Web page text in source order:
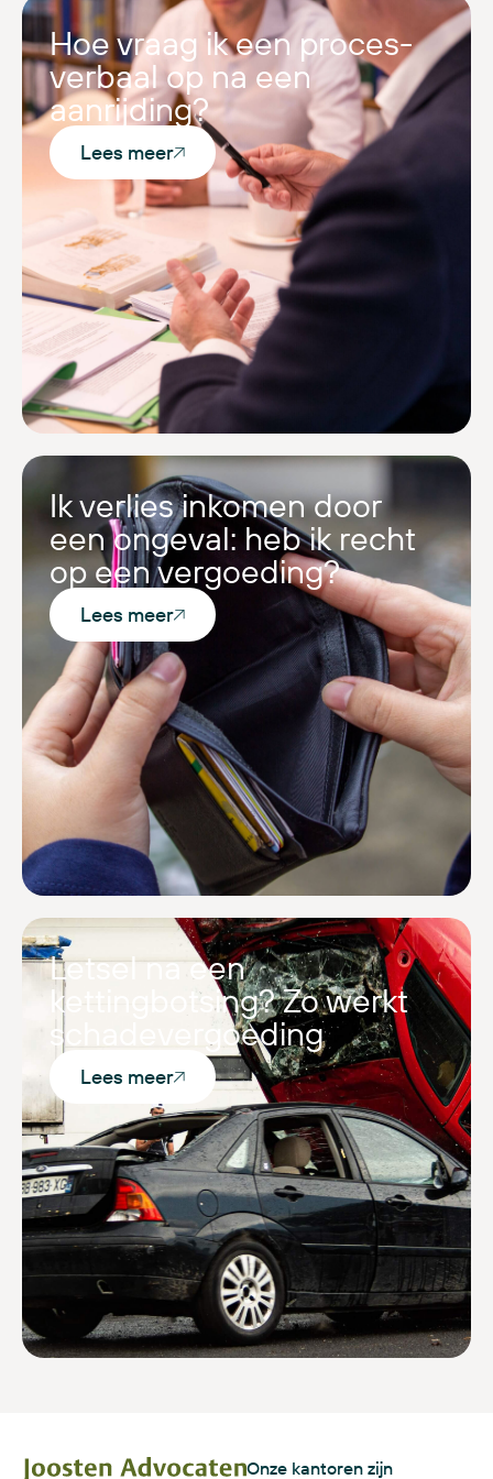
Hoe vraag ik een proces-
verbaal op na een
aanrijding?
Lees meer
Ik verlies inkomen door
een ongeval: heb ik recht
op een vergoeding?
Lees meer
Letsel na een
kettingbotsing? Zo werkt
schadevergoeding
Lees meer
Onze kantoren zijn